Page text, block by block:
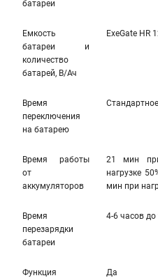
батареи
Емкость
батареи и
количество
батарей, В/Ач
ExeGate HR
Время
переключения
на батарею
Время работы
от
аккумуляторов
21 мин
нагрузке
мин при
Время
перезарядки
батареи
4-6 часов до
Функция
Да